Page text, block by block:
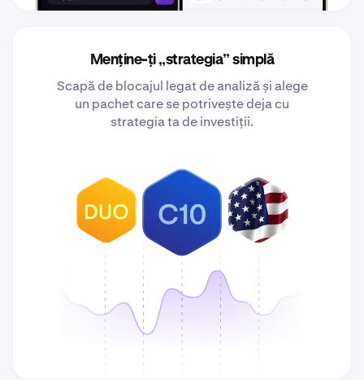
Menține-ți „strategia” simplă
Scapă de blocajul legat de analiză și alege
un pachet care se potrivește deja cu
strategia ta de investiții.